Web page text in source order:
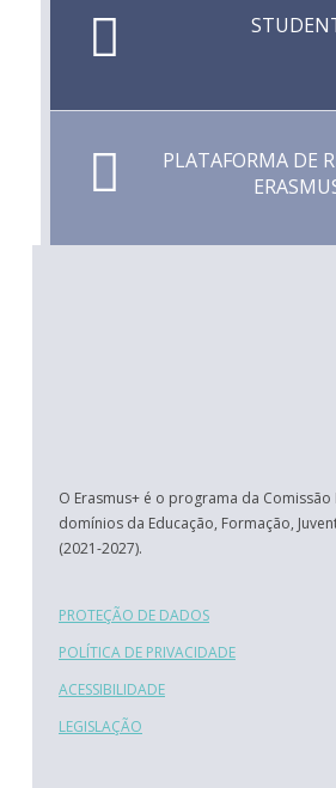
PLATAFORMA DE
O Erasmus+ é o programa da
domínios da Educação, Formação,
(2021-2027).
PROTEÇÃO DE DADOS
POLÍTICA DE PRIVACIDADE
ACESSIBILIDADE
LEGISLAÇÃO